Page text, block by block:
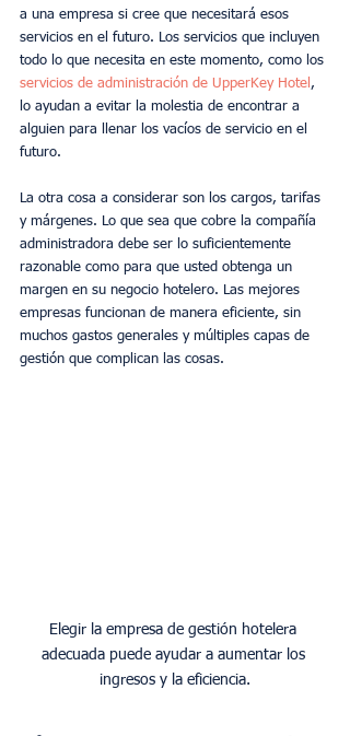
a una empresa si cree que necesitará esos
servicios en el futuro. Los servicios que incluyen
todo lo que necesita en este momento, como los
servicios de administración de UpperKey Hotel ,
lo ayudan a evitar la molestia de encontrar a
alguien para llenar los vacíos de servicio en el
futuro.
La otra cosa a considerar son los cargos, tarifas
y márgenes. Lo que sea que cobre la compañía
administradora debe ser lo suficientemente
razonable como para que usted obtenga un
margen en su negocio hotelero. Las mejores
empresas funcionan de manera eficiente, sin
muchos gastos generales y múltiples capas de
gestión que complican las cosas.
Elegir la empresa de gestión hotelera
adecuada puede ayudar a aumentar los